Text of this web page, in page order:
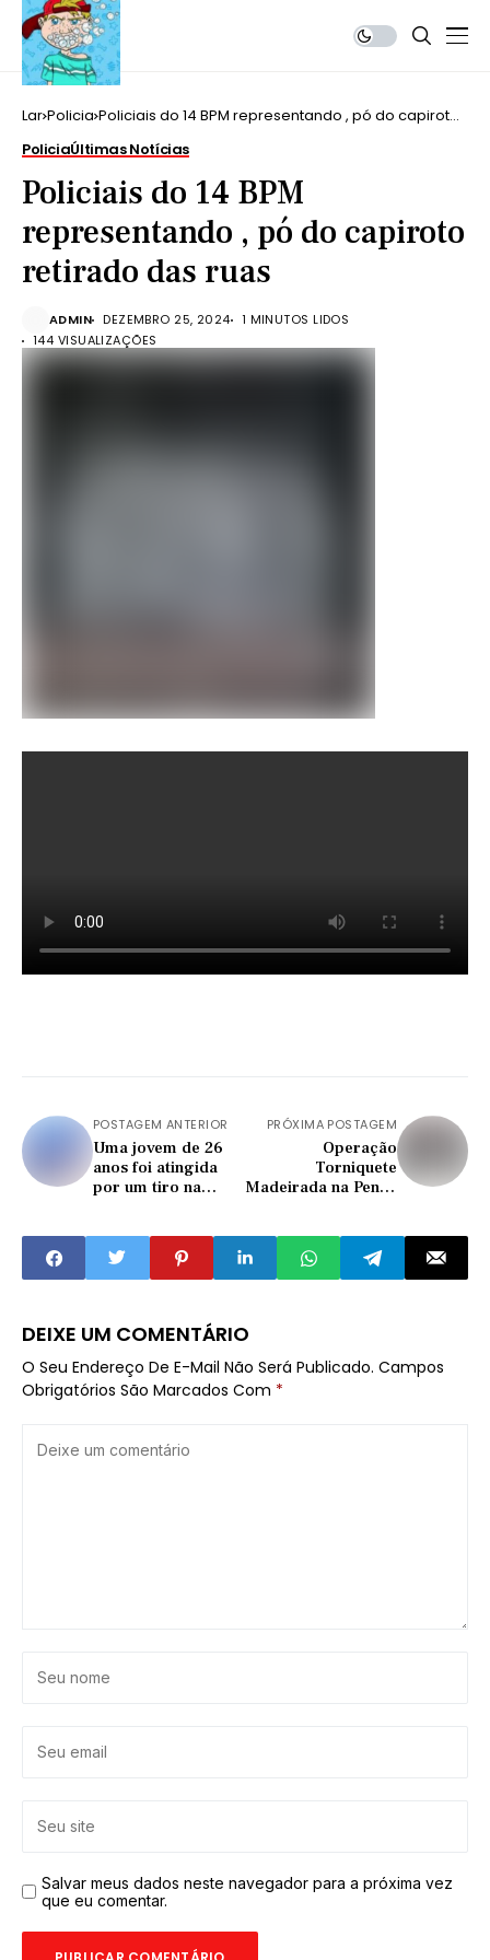
Lar Policia Policiais do 14 BPM representando , pó do capiroto
PoliciaÚltimas Notícias
Policiais do 14 BPM
representando , pó do capiroto
retirado das ruas
ADMIN DEZEMBRO 25, 2024
1 MINUTOS LIDOS
144 VISUALIZAÇÕES
POSTAGEM ANTERIOR
Uma jovem de 26
anos foi atingida
por um tiro na
na rodovia
Washington Luiz.
PRÓXIMA POSTAGEM
Operação
Torniquete
Madeirada na Penha
DEIXE UM COMENTÁRIO
O Seu Endereço De E-Mail Não Será Publicado. Campos
Obrigatórios São Marcados Com *
Salvar meus dados neste navegador para a próxima vez
que eu comentar.